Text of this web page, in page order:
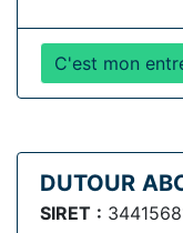
C'est mon
DUTOUR
SIRET :